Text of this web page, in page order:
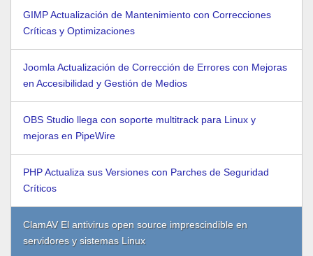
GIMP Actualización de Mantenimiento con Correcciones
Críticas y Optimizaciones
Joomla Actualización de Corrección de Errores con Mejoras
en Accesibilidad y Gestión de Medios
OBS Studio llega con soporte multitrack para Linux y
mejoras en PipeWire
PHP Actualiza sus Versiones con Parches de Seguridad
Críticos
ClamAV El antivirus open source imprescindible en
servidores y sistemas Linux